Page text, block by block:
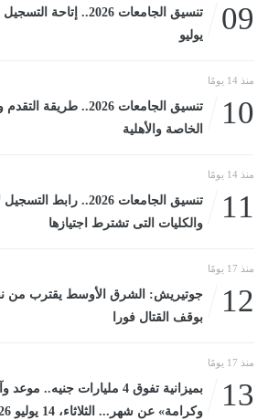
09
يوليو
منذ 14 يومًا
10
تنسيق الجامعات 2026..
الخاصة والأهلية
منذ 14 يومًا
11
تنسيق الجامعات 2026..
والكليات التى تشترط اجتيازها
منذ 17 يومًا
12
جوتيريش: الشرق الأوسط يقترب من
بوقف القتال فورا
منذ 17 يومًا
13
بميزانية تفوق 4 مليارات
وكرامة» عن شهر... الثلاثاء، 14 يوليو 2026 10:46 صـ